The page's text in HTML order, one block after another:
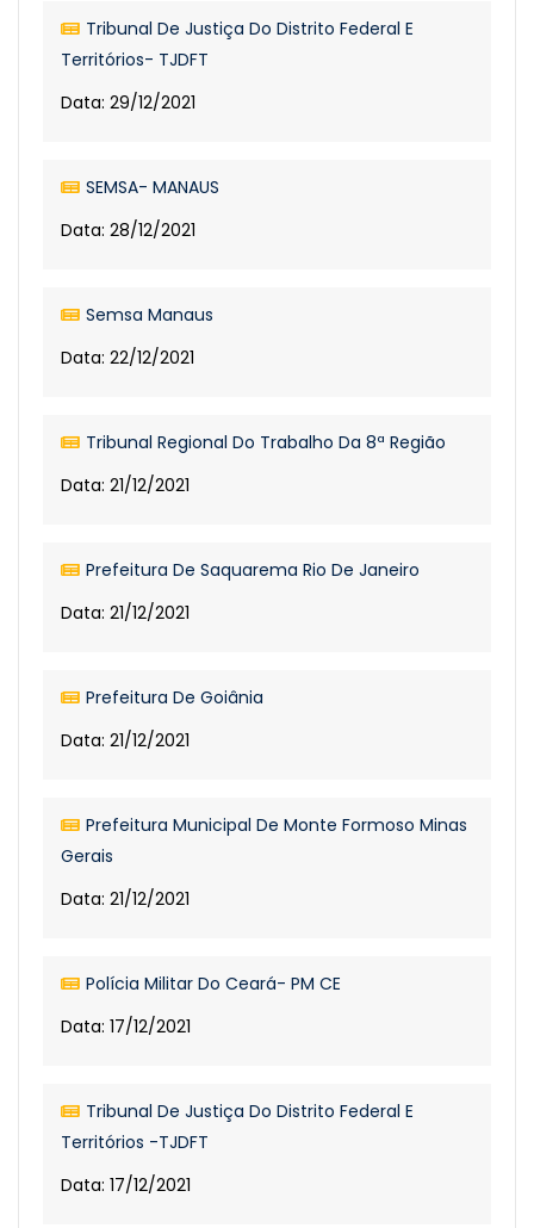
Tribunal De Justiça Do Distrito Federal E
Territórios- TJDFT
Data: 29/12/2021
SEMSA- MANAUS
Data: 28/12/2021
Semsa Manaus
Data: 22/12/2021
Tribunal Regional Do Trabalho Da 8ª Região
Data: 21/12/2021
Prefeitura De Saquarema Rio De Janeiro
Data: 21/12/2021
Prefeitura De Goiânia
Data: 21/12/2021
Prefeitura Municipal De Monte Formoso Minas
Gerais
Data: 21/12/2021
Polícia Militar Do Ceará- PM CE
Data: 17/12/2021
Tribunal De Justiça Do Distrito Federal E
Territórios -TJDFT
Data: 17/12/2021